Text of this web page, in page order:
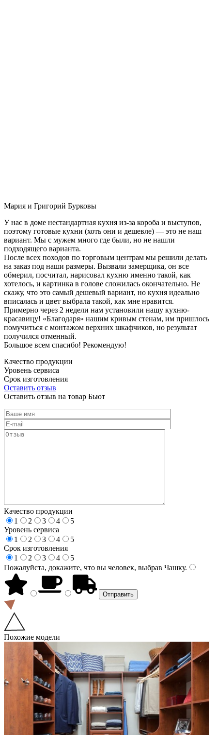
Мария и Григорий Бурковы
У нас в доме нестандартная кухня из-за короба и выступов,
поэтому готовые кухни (хоть они и дешевле) — это не наш
вариант. Мы с мужем много где были, но не нашли
подходящего варианта.
После всех походов по торговым центрам мы решили делать
на заказ под наши размеры. Вызвали замерщика, он все
обмерил, посчитал, нарисовал кухню именно такой, как
хотелось, и картинка в голове сложилась окончательно. Не
скажу, что это самый дешевый вариант, но кухня идеально
вписалась и цвет выбрала такой, как мне нравится.
Примерно через 2 недели нам установили нашу кухню-
красавицу! «Благодаря» нашим кривым стенам, им пришлось
помучиться с монтажом верхних шкафчиков, но результат
получился отменный.
Большое всем спасибо! Рекомендую!
Качество продукции
Уровень сервиса
Срок изготовления
Оставить отзыв
Оставить отзыв на товар Бьют
Качество продукции
1
2 3 4
5
Уровень сервиса
1
2 3 4
5
Срок изготовления
1
2 3 4
5
Пожалуйста, докажите, что вы человек, выбрав Чашку.
Похожие модели